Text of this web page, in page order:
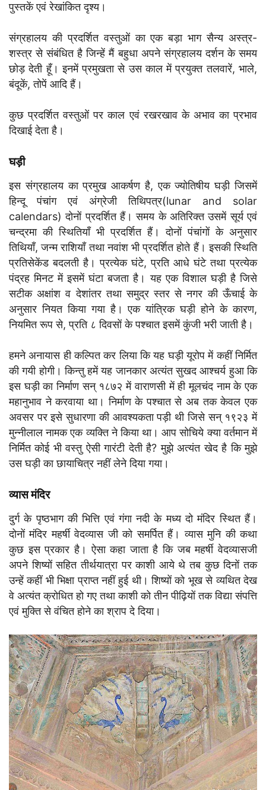
पुस्तकें एवं रेखांकित दृश्य।
संग्रहालय की प्रदर्शित वस्तुओं का एक बड़ा भाग सैन्य अस्त्र-
शस्त्र से संबंधित है जिन्हें मैं बहुधा अपने संग्रहालय दर्शन के समय
छोड़ देती हूँ। इनमें प्रमुखता से उस काल में प्रयुक्त तलवारें, भाले,
बंदूकें, तोपें आदि हैं।
कुछ प्रदर्शित वस्तुओं पर काल एवं रखरखाव के अभाव का प्रभाव
दिखाई देता है।
घड़ी
इस संग्रहालय का प्रमुख आकर्षण है, एक ज्योतिषीय घड़ी जिसमें
हिन्दू पंचांग एवं अंग्रेजी तिथिपत्र(lunar and solar
calendars) दोनों प्रदर्शित हैं। समय के अतिरिक्त उसमें सूर्य एवं
चन्द्रमा की स्थितियाँ भी प्रदर्शित हैं। दोनों पंचांगों के अनुसार
तिथियाँ, जन्म राशियाँ तथा नवांश भी प्रदर्शित होते हैं। इसकी स्थिति
प्रतिसेकेंड बदलती है। प्रत्येक घंटे, प्रति आधे घंटे तथा प्रत्येक
पंद्रह मिनट में इसमें घंटा बजता है। यह एक विशाल घड़ी है जिसे
सटीक अक्षांश व देशांतर तथा समुद्र स्तर से नगर की ऊँचाई के
अनुसार नियत किया गया है। एक यांत्रिक घड़ी होने के कारण,
नियमित रूप से, प्रति ८ दिवसों के पश्चात इसमें कुंजी भरी जाती है।
हमने अनायास ही कल्पित कर लिया कि यह घड़ी यूरोप में कहीं निर्मित
की गयी होगी। किन्तु हमें यह जानकार अत्यंत सुखद आश्चर्य हुआ कि
इस घड़ी का निर्माण सन् १८७२ में वाराणसी में ही मूलचंद नाम के एक
महानुभाव ने करवाया था। निर्माण के पश्चात से अब तक केवल एक
अवसर पर इसे सुधारणा की आवश्यकता पड़ी थी जिसे सन् १९२३ में
मुन्नीलाल नामक एक व्यक्ति ने किया था। आप सोचिये क्या वर्तमान में
निर्मित कोई भी वस्तु ऐसी गारंटी देती है? मुझे अत्यंत खेद है कि मुझे
उस घड़ी का छायाचित्र नहीं लेने दिया गया।
व्यास मंदिर
दुर्ग के पृष्ठभाग की भित्ति एवं गंगा नदी के मध्य दो मंदिर स्थित हैं।
दोनों मंदिर महर्षी वेदव्यास जी को समर्पित हैं। व्यास मुनि की कथा
कुछ इस प्रकार है। ऐसा कहा जाता है कि जब महर्षी वेदव्यासजी
अपने शिष्यों सहित तीर्थयात्रा पर काशी आये थे तब कुछ दिनों तक
उन्हें कहीं भी भिक्षा प्राप्त नहीं हुई थी। शिष्यों को भूख से व्यथित देख
वे अत्यंत क्रोधित हो गए तथा काशी को तीन पीढ़ियों तक विद्या संपत्ति
एवं मुक्ति से वंचित होने का श्राप दे दिया।